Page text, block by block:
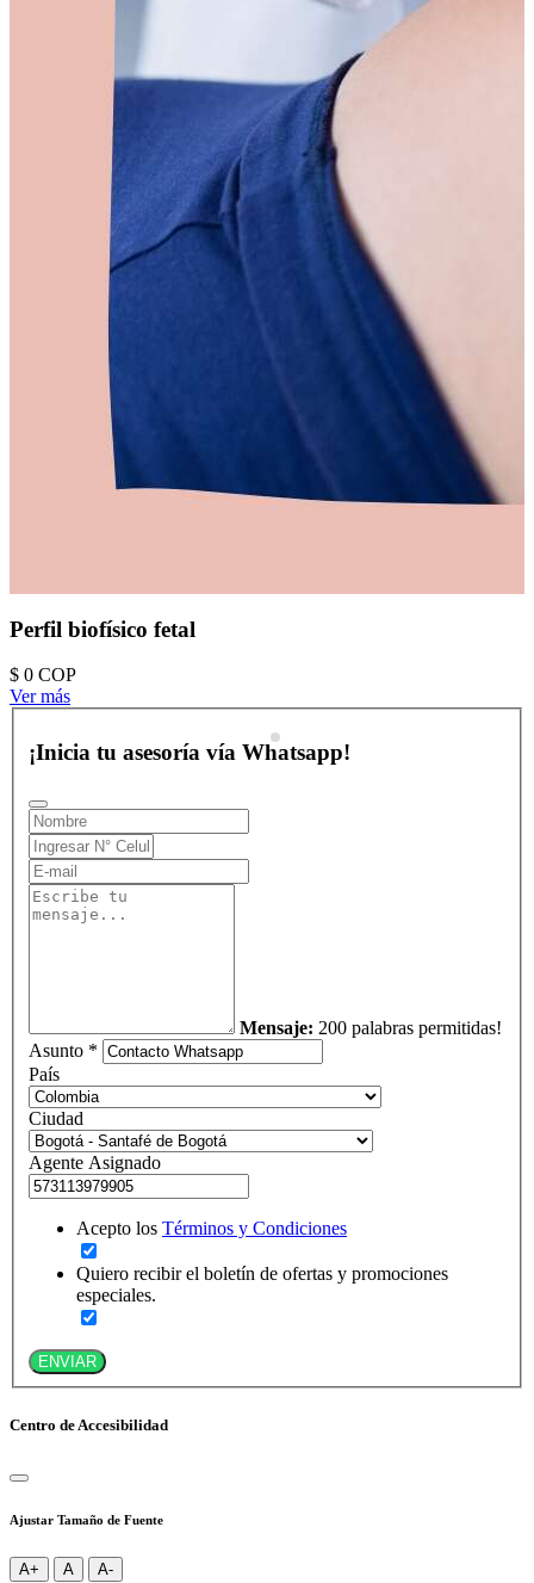
Perfil biofísico fetal
$ 0 COP
Ver más
¡Inicia tu asesoría vía Whatsapp!
Mensaje: 200 palabras permitidas!
Asunto *
País
Ciudad
Agente Asignado
Acepto los Términos y Condiciones
Quiero recibir el boletín de ofertas y promociones
especiales.
ENVIAR
Centro de Accesibilidad
Ajustar Tamaño de Fuente
A+ A A-